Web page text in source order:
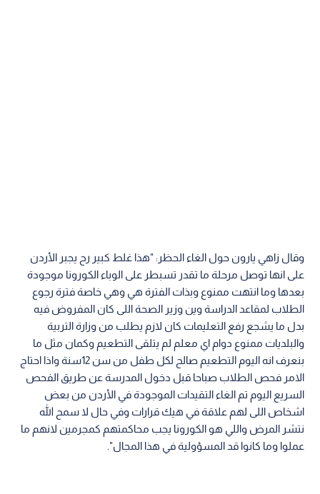
وقال زاهي يارون حول الغاء الحظر: "هذا غلط كبير رح يجبر الأردن
على انها توصل مرحلة ما تقدر تسبطر على الوباء الكورونا موجودة
بعدها وما انتهت ممنوع وبذات الفترة هي وهي خاصة فترة رجوع
الطلاب لمقاعد الدراسة وين وزير الصحة اللى كان المفروض فيه
بدل ما يشجع رفع التعليمات كان لازم يطلب من وزارة التربية
والبلديات ممنوع دوام اي معلم لم يتلقى التطعيم وكمان مثل ما
بنعرف انه اليوم التطعيم صالح لكل طفل من سن 12سنة واذا احتاج
الامر فحص الطلاب صباحا قبل دخول المدرسة عن طريق الفحص
السريع اليوم تم الغاء التقيدات الموجودة في الأردن من بعض
اشخاص اللى لهم علاقة في هيك قرارات وفي حال لا سمح الله
نتشر المرض واللي هو الكورونا يجب محاكمتهم كمجرمين لانهم ما
عملوا وما كانوا قد المسؤولية في هذا المجال".